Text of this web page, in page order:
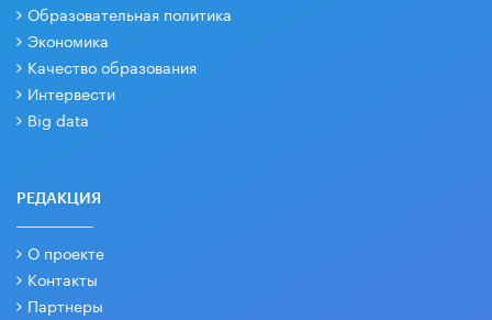
Образовательная политика
Экономика
Качество образования
Интервести
Big data
РЕДАКЦИЯ
О проекте
Контакты
Партнеры